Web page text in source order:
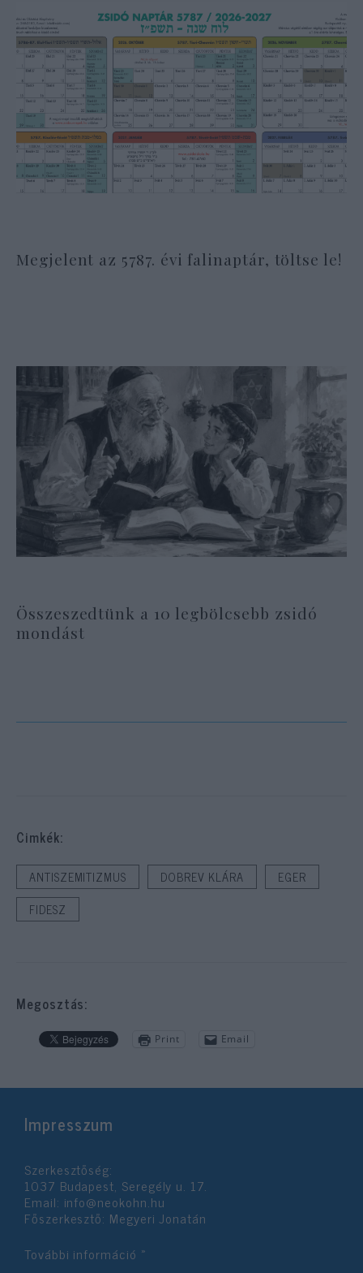
Megjelent az 5787. évi falinaptár, töltse le!
Összeszedtünk a 10 legbölcsebb zsidó
mondást
Cimkék:
ANTISZEMITIZMUS DOBREV KLÁRA
EGER
FIDESZ
Megosztás:
Print Email
Impresszum
Szerkesztőség:
1037 Budapest, Seregély u. 17.
Email: info@neokohn.hu
Főszerkesztő: Megyeri Jonatán
További információ »